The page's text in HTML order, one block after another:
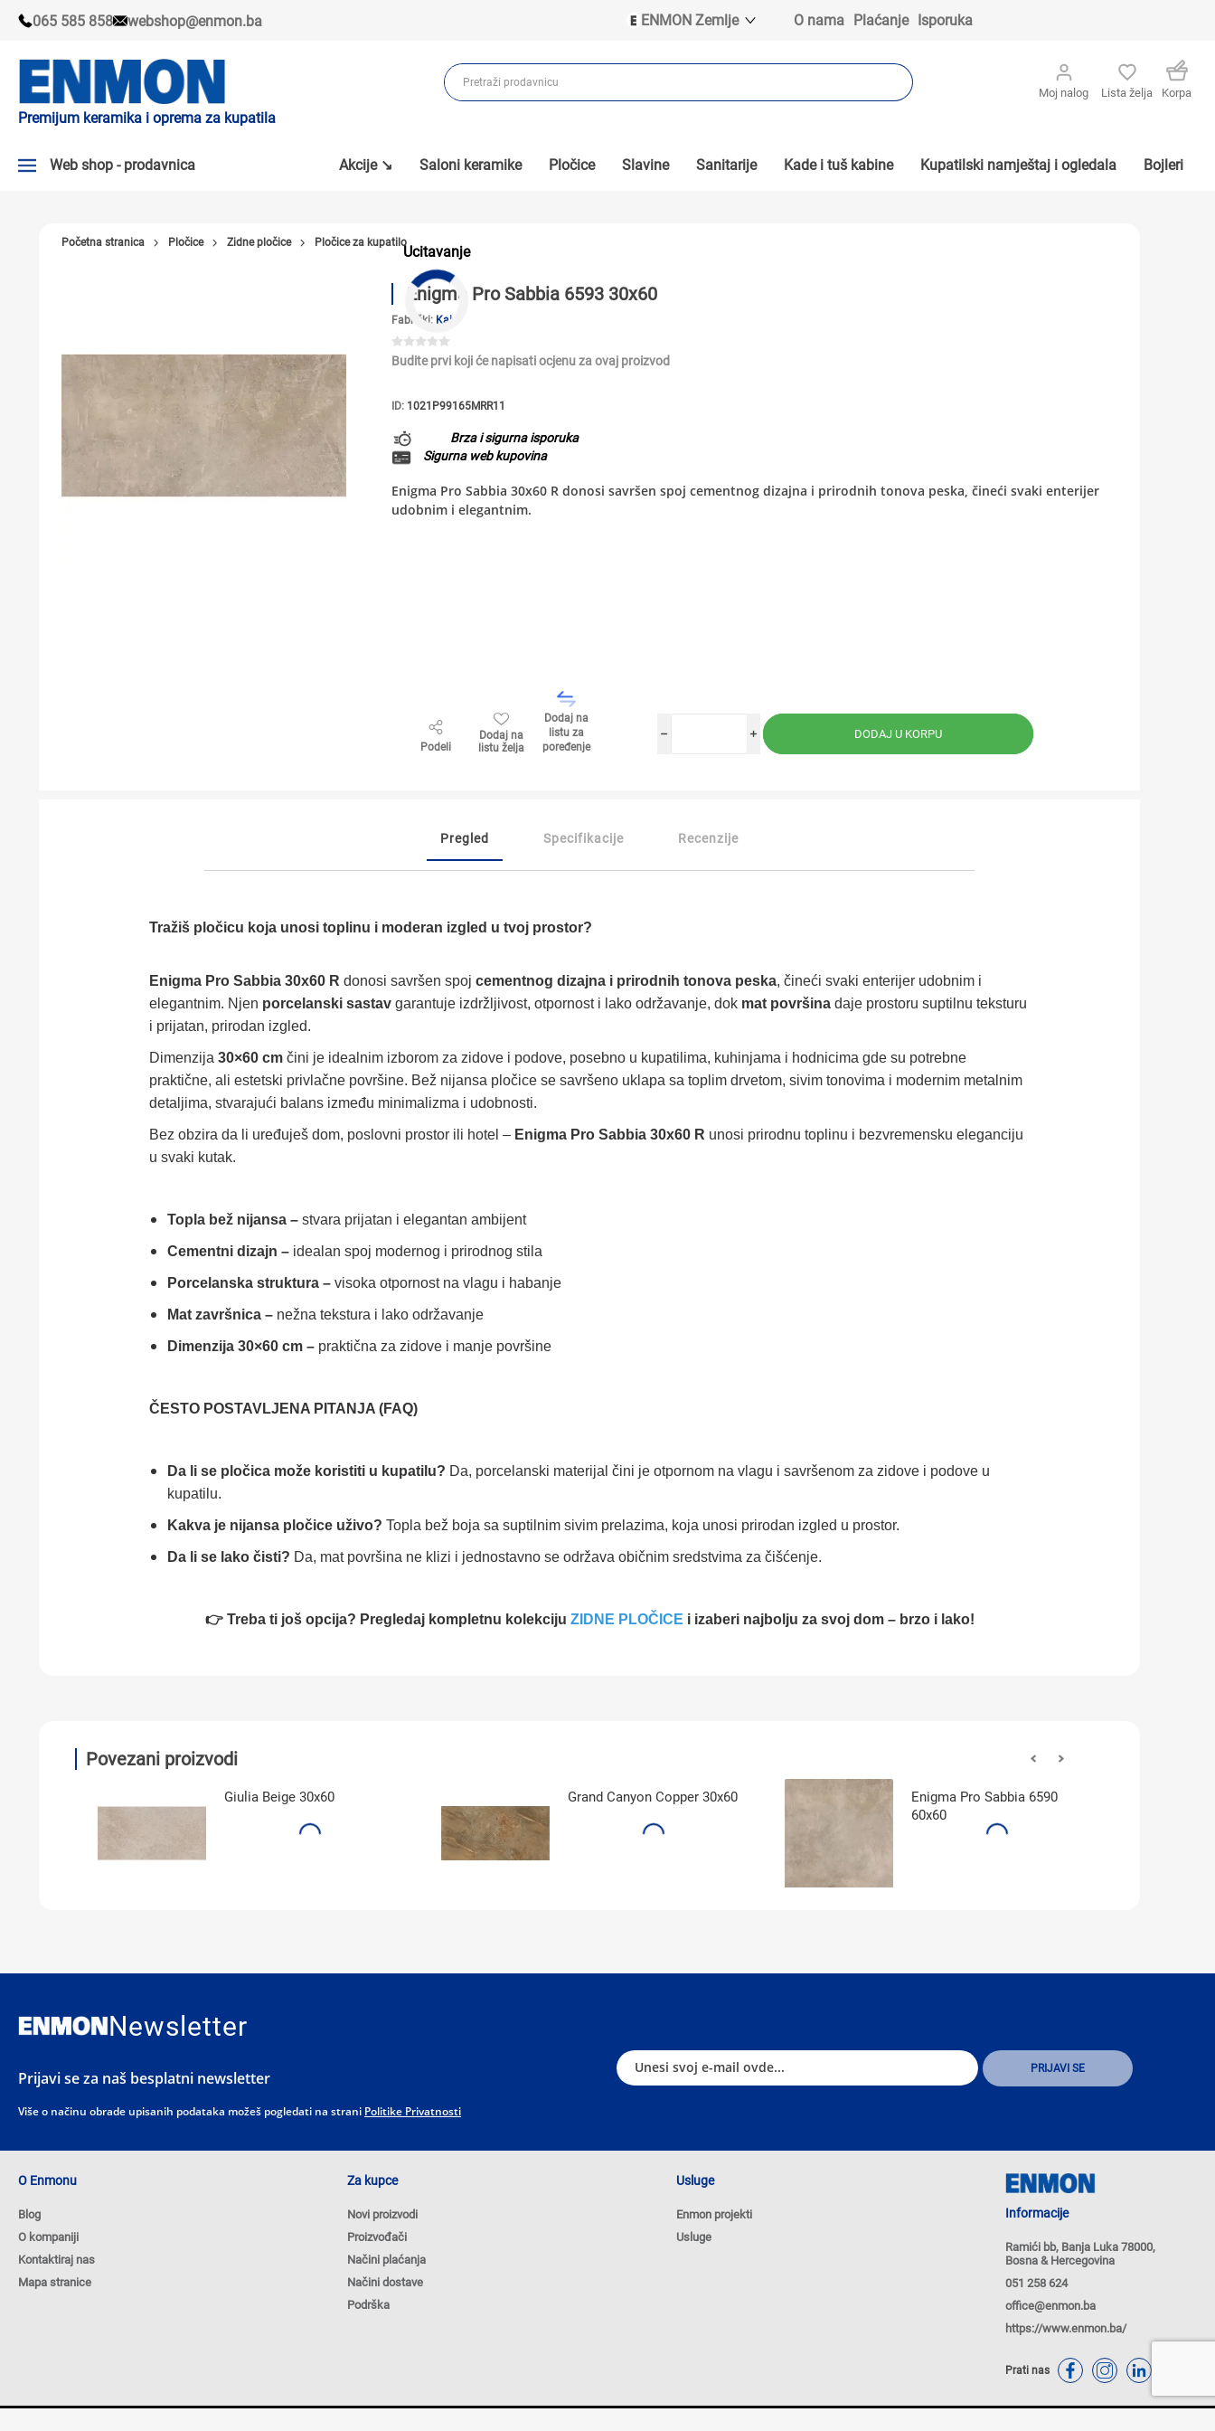
065 585 858 webshop@enmon.ba
ENMON Zemlje
ENMON BIH
ENMON MKD
O nama Plaćanje Isporuka
Premijum keramika i oprema za kupatila
Moj nalog Lista želja Korpa
Web shop - prodavnica
BOJLERI
Akcije ↘ Saloni keramike Pločice Slavine Sanitarije Kade i tuš kabine Kupatilski namještaj i ogledala Bojleri
Ucitavanje
Početna stranica Pločice Zidne pločice Pločice za kupatilo
Enigma Pro Sabbia 6593 30x60
Fabrički: Kai
Budite prvi koji će napisati ocjenu za ovaj proizvod
ID: 1021P99165MRR11
Brza i sigurna isporuka
Sigurna web kupovina
Enigma Pro Sabbia 30x60 R donosi savršen spoj cementnog dizajna i prirodnih tonova peska, čineći svaki enterijer
udobnim i elegantnim.
Podeli
Dodaj na
listu želja
Dodaj na
listu za
poređenje
i
h
Pregled Specifikacije Recenzije
Tražiš pločicu koja unosi toplinu i moderan izgled u tvoj prostor?
Enigma Pro Sabbia 30x60 R donosi savršen spoj cementnog dizajna i prirodnih tonova peska, čineći svaki enterijer udobnim i
elegantnim. Njen porcelanski sastavgarantuje izdržljivost, otpornost i lako održavanje, dok mat površinadaje prostoru suptilnu teksturu
i prijatan, prirodan izgled.
Dimenzija 30×60 cmčini je idealnim izborom za zidove i podove, posebno u kupatilima, kuhinjama i hodnicima gde su potrebne
praktične, ali estetski privlačne površine. Bež nijansa pločice se savršeno uklapa sa toplim drvetom, sivim tonovima i modernim metalnim
detaljima, stvarajući balans između minimalizma i udobnosti.
Bez obzira da li uređuješ dom, poslovni prostor ili hotel – Enigma Pro Sabbia 30x60 R unosi prirodnu toplinu i bezvremensku eleganciju
u svaki kutak.
Topla bež nijansa –stvara prijatan i elegantan ambijent
Cementni dizajn –idealan spoj modernog i prirodnog stila
Porcelanska struktura –visoka otpornost na vlagu i habanje
Mat završnica –nežna tekstura i lako održavanje
Dimenzija 30×60 cm –praktična za zidove i manje površine
ČESTO POSTAVLJENA PITANJA (FAQ)
Da li se pločica može koristiti u kupatilu? Da, porcelanski materijal čini je otpornom na vlagu i savršenom za zidove i podove u
kupatilu.
Kakva je nijansa pločice uživo? Topla bež boja sa suptilnim sivim prelazima, koja unosi prirodan izgled u prostor.
Da li se lako čisti? Da, mat površina ne klizi i jednostavno se održava običnim sredstvima za čišćenje.
👉 Treba ti još opcija? Pregledaj kompletnu kolekciju ZIDNE PLOČICE i izaberi najbolju za svoj dom – brzo i lako!
Povezani proizvodi
Giulia Beige 30x60 Grand Canyon Copper 30x60
Enigma Pro Sabbia 6590
60x60
Newsletter
Prijavi se za naš besplatni newsletter
Više o načinu obrade upisanih podataka možeš pogledati na strani Politike Privatnosti
O Enmonu
Blog
O kompaniji
Kontaktiraj nas
Mapa stranice
Za kupce
Novi proizvodi
Proizvođači
Načini plaćanja
Načini dostave
Podrška
Usluge
Enmon projekti
Usluge
Informacije
Ramići bb, Banja Luka 78000,
Bosna & Hercegovina
051 258 624
office@enmon.ba
https://www.enmon.ba/
Prati nas